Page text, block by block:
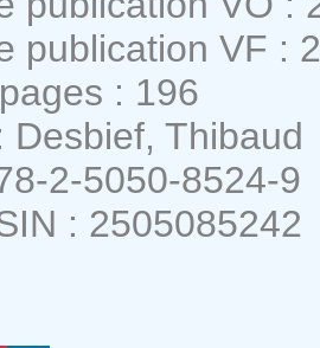
publication VF :
: 196
Desbief, Thibaud
2-5050-8524-9
: 2505085242